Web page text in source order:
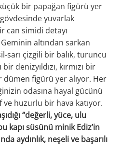
bir papağan figürü yer
yuvarlak
can simidi detayı
altından sarkan
sarı çizgili bir balık, turuncu
denizyıldızı, kırmızı bir
dümen figürü yer alıyor. Her
odasına hayal gücünü
ve huzurlu bir hava katıyor.
“değerli, yüce, ulu
kapı süsünü minik Ediz’in
aydınlık, neşeli ve başarılı